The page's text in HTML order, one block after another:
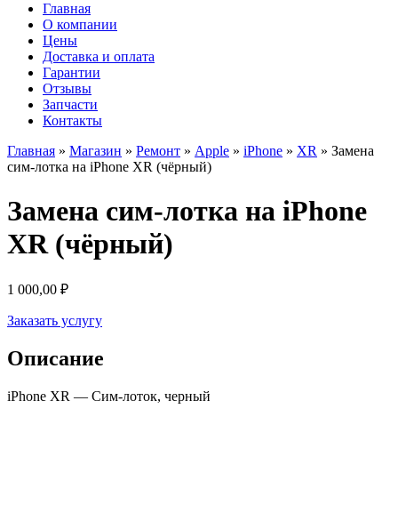
Главная
О компании
Цены
Доставка и оплата
Гарантии
Отзывы
Запчасти
Контакты
Главная » Магазин » Ремонт » Apple » iPhone » XR » Замена
сим-лотка на iPhone XR (чёрный)
Замена сим-лотка на iPhone
XR (чёрный)
1 000,00 ₽
Заказать услугу
Описание
iPhone XR — Сим-лоток, черный